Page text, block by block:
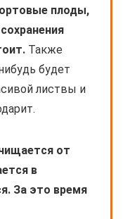
плоды,
Также
будет
листвы и
от
в
За это время